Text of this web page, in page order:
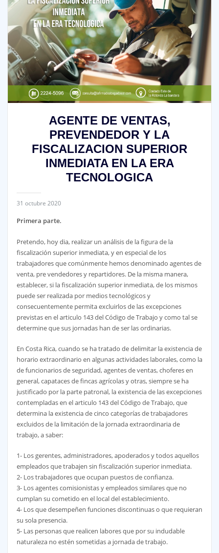
AGENTE DE VENTAS,
PREVENDEDOR Y LA
FISCALIZACION SUPERIOR
INMEDIATA EN LA ERA
TECNOLOGICA
31 octubre 2020
Primera parte.
Pretendo, hoy dia, realizar un análisis de la figura de la
fiscalización superior inmediata, y en especial de los
trabajadores que comúnmente hemos denominado agentes de
venta, pre vendedores y repartidores. De la misma manera,
establecer, si la fiscalización superior inmediata, de los mismos
puede ser realizada por medios tecnológicos y
consecuentemente permita excluirlos de las excepciones
previstas en el articulo 143 del Código de Trabajo y como tal se
determine que sus jornadas han de ser las ordinarias.
En Costa Rica, cuando se ha tratado de delimitar la existencia de
horario extraordinario en algunas actividades laborales, como la
de funcionarios de seguridad, agentes de ventas, choferes en
general, capataces de fincas agrícolas y otras, siempre se ha
justificado por la parte patronal, la existencia de las excepciones
contempladas en el articulo 143 del Código de Trabajo, que
determina la existencia de cinco categorías de trabajadores
excluidos de la limitación de la jornada extraordinaria de
trabajo, a saber:
1- Los gerentes, administradores, apoderados y todos aquellos
empleados que trabajen sin fiscalización superior inmediata.
2- Los trabajadores que ocupan puestos de confianza.
3- Los agentes comisionistas y empleados similares que no
cumplan su cometido en el local del establecimiento.
4- Los que desempeñen funciones discontinuas o que requieran
su sola presencia.
5- Las personas que realicen labores que por su indudable
naturaleza no estén sometidas a jornada de trabajo.